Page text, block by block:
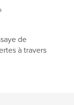
de
à travers